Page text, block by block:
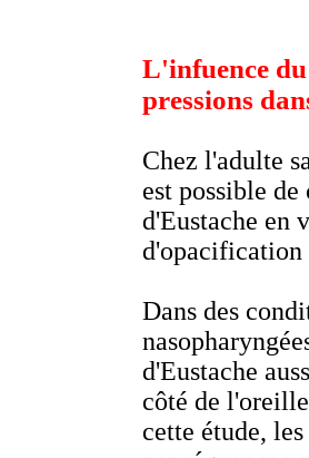
L'infuence
pressions
Chez l'adulte
est possible
d'Eustache en
d'opacification
Dans des
d'Eustache
côté de
cette étude,